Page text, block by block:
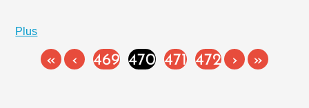
Plus
« ‹ 469 470 471 472 › »